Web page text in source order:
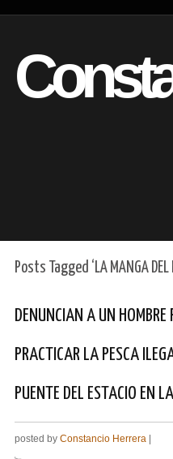
Posts Tagged ‘LA MANGA DEL
DENUNCIAN A UN HOMBRE
PRACTICAR LA PESCA
PUENTE DEL ESTACIO EN
posted by Constancio Herrera |